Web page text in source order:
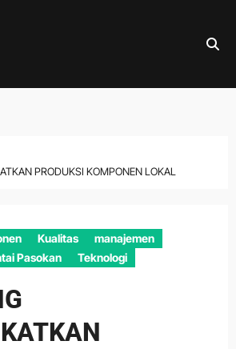
PRODUKSI KOMPONEN LOKAL
Kualitas
manajemen
Pasokan Teknologi